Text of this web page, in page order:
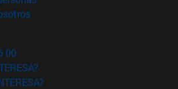
(abre en nueva ventana)
00